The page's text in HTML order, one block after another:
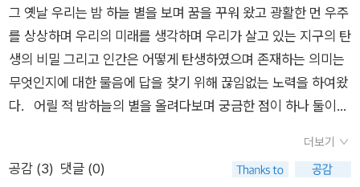
곳의 질량을 계산하는 방법은 여전히 우주의 미스터리였다.우주
를 이해한다는 것은 여전히 상상력에 의존하고 있다, 인간의 뇌르
작은 소우주라고 말한다. 1977년 쏘아올린 보이저 1호가 지나왔
던 우주의 길, 그 길에 대해서, 우리는 여전히 우주에 대한 이해가
부족한 상태였으며, 태양게ㅖ르 지나 성간여해을 하느 보이저 1
서, 여전히 어렵게 느껴지는 양자이론에 대해서, 명확히 아는바가
없다. 물론 스티븐 호킹의 불랙홀과 우주 천문 관련 기술이 집약
순간부터 생겨났다는 우주가 팽창을 하든 쪼그라들어 하나의 점
으로 돌아가든 현재 유기체 생명력의 한계 100년를 사는 인간이
왜 걱정을 하고 알아야 하겠습니까. 하지만 우린 궁금합니다. 인
간이 가진 능력, 미래를 상상하는 그 능력 때문에 더욱 다가올 세
상이, 보이지 않는 우주가 궁금합니다. 우리가 살아가는 지구 자
체에 대해서도 5퍼센트 정도만 알고 있음에도 대기권 너머의 세
상이 궁금합니다. 이 책을 읽어야 하는 이유이기도 합니다. 방대
히는 부분도 이 부분이다. 중력과 시간의 관계 말이다.물리학이
발달하고, 새로운 연구 결과가 나오고, 이론이 정립되면서 우주를
아주 미세하게 더 알게 되었다.‘급팽창’ 이란 단어를 어딘가에서
본 듯한데 이번에 좀더 배웠다.‘존재’에서 암흑 물질과 암흑 에너
지를 다루었는데 인식의 영역을 조금 더 확장하게 되었다.다중우
로피와 엮이면서 복잡해졌다.‘생명’의 장에서 지구의 탄생과 인류
가 지구의 우세종이 된 것이 얼마나 우연인지 알게 된다.인류세로
할 경우 오판을 할 수도 있고 급변하는 미래를 준비하지도 못하며
더 큰 부정적인 결과를 초래할 수도 있다는 점을 알아야 한다. 그
래서 저자는 우주의 가치에 대해 주목하며 생명과 문명, 그리고
시간과 공간, 이어지는 인공지능 사회나 미래의 모습에 대해서도
자유롭게 서술하고 있는 것이다. 특히 우리는 인공지능 시대를 살
지만 현실에서 느끼는 부분은 여전히 부족하거나 아직까지는 상
용화, 대중화의 과정에 머물고 있다는 점을 알게 된다. 책에서도
그 옛날 우리는 밤 하늘 별을 보며 꿈을 꾸워 왔고 광활한 먼 우주
를 상상하며 우리의 미래를 생각하며 우리가 살고 있는 지구의 탄
생의 비밀 그리고 인간은 어떻게 탄생하였으며 존재하는 의미는
무엇인지에 대한 물음에 답을 찾기 위해 끊임없는 노력을 하여왔
다. 어릴 적 밤하늘의 별을 올려다보며 궁금한 점이 하나 둘이
떻게 밤하늘에 떠있으며 얼마나 멀리 있는 것인지 그리고 저 별에
는 과연 생명체가 살고 있는지 등 많은 궁금증이 있었습니다.그
더보기
공감 (3) 댓글 (0)